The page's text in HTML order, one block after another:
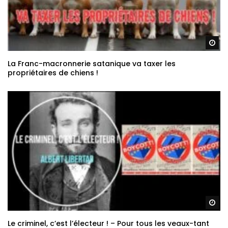
La Franc-macronnerie satanique va taxer les
propriétaires de chiens !
Le criminel, c’est l’électeur ! – Pour tous les veaux-tant